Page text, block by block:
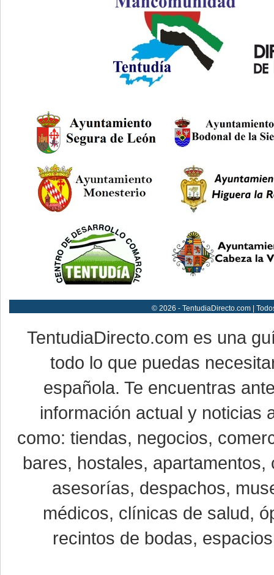
© 2026 - TentudiaDirecto.com |
TentudiaDirecto.com es una
todo lo que puedas
española. Te encuentras
información actual y noticias
como: tiendas, negocios,
bares, hostales,
asesorías, despachos,
médicos, clínicas de salud,
recintos de bodas,